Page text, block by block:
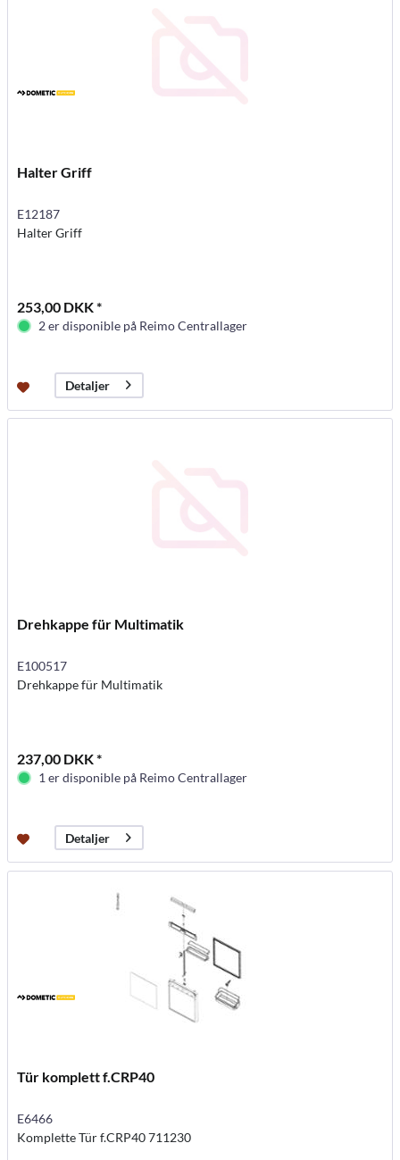
Halter Griff
E12187
Halter Griff
253,00 DKK *
2 er disponible på Reimo Centrallager
Detaljer
Drehkappe für Multimatik
E100517
Drehkappe für Multimatik
237,00 DKK *
1 er disponible på Reimo Centrallager
Detaljer
Tür komplett f.CRP40
E6466
Komplette Tür f.CRP40 711230